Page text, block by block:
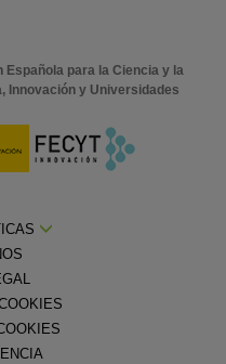
Española para la Ciencia y la
Innovación y Universidades